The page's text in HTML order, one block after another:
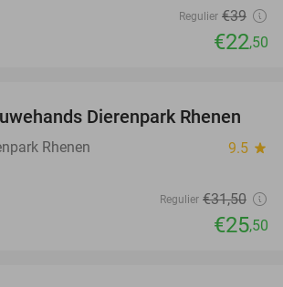
Regulier €39
€22,50
19%
Dierenpark Rhenen
Rhenen 9.5 star
Regulier €31,50
€25,50